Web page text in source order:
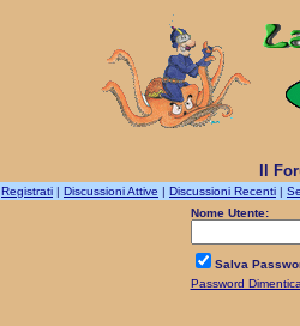
Il
Registrati | Discussioni Attive | Discussioni Recenti |
Nome Utente:
Salva
Password